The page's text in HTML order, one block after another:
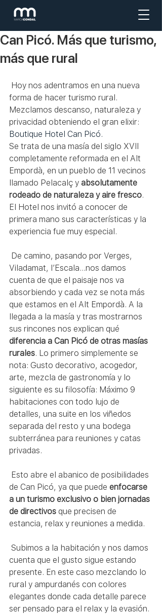
Can Picó. Más que turismo,
más que rural
forma de hacer turismo rural.
Mezclamos descanso, naturaleza y
privacidad obteniendo el gran elixir:
Boutique Hotel Can Picó.
Se trata de una masía del siglo XVII
completamente reformada en el Alt
Empordà, en un pueblo de 11 vecinos
llamado Pelacalç y absolutamente
rodeado de naturaleza y aire fresco.
El Hotel nos invitó a conocer de
primera mano sus características y la
experiencia fue muy especial.
Viladamat, l’Escala…nos damos
cuenta de que el paisaje nos va
absorbiendo y cada vez se nota más
que estamos en el Alt Empordà. A la
llegada a la masía y tras mostrarnos
sus rincones nos explican qué
diferencia a Can Picó de otras masías
rurales. Lo primero simplemente se
nota: Gusto decorativo, acogedor,
arte, mezcla de gastronomía y lo
siguiente es su filosofía: Máximo 9
habitaciones con todo lujo de
detalles, una suite en los viñedos
separada del resto y una bodega
subterránea para reuniones y catas
privadas.
de Can Picó, ya que puede enfocarse
a un turismo exclusivo o bien jornadas
de directivos que precisen de
estancia, relax y reuniones a medida.
cuenta que el gusto sigue estando
presente. En este caso mezclando lo
rural y ampurdanés con colores
elegantes donde cada detalle parece
ser pensado para el relax y la evasión.